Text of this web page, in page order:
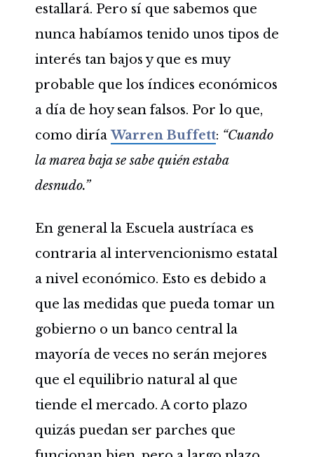
estallará. Pero sí que sabemos que
nunca habíamos tenido unos tipos de
interés tan bajos y que es muy
probable que los índices económicos
a día de hoy sean falsos. Por lo que,
como diríaWarren Buffett: “Cuando
la marea baja se sabe quién estaba
desnudo.”
En general la Escuela austríaca es
contraria al intervencionismo estatal
a nivel económico. Esto es debido a
que las medidas que pueda tomar un
gobierno o un banco central la
mayoría de veces no serán mejores
que el equilibrio natural al que
tiende el mercado. A corto plazo
quizás puedan ser parches que